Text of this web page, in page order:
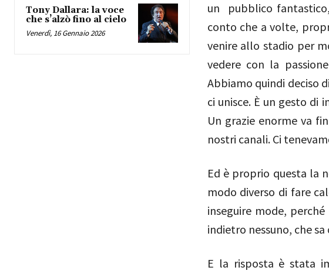
Tony Dallara: la voce
che s’alzò fino al cielo
Venerdì, 16 Gennaio 2026
un pubblico
conto che a volte,
venire allo stadio per
vedere con la
Abbiamo quindi deciso
ci unisce. È un gesto di
Un grazie enorme va
nostri canali. Ci
Ed è proprio questa la
modo diverso di fare
inseguire mode,
indietro nessuno, che
E la risposta è stata